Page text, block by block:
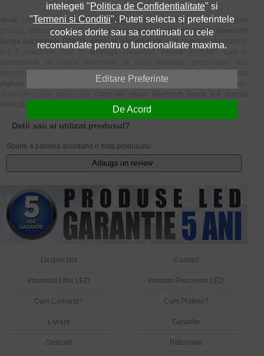
: Informatiile prezentate in aceasta pagina - fotografiile, specificatiile
tehnice, statusul stocului si pretul produsuluiControler smart bluetooth
banda led digitala SP611E muzical telecomanda - au caracter informativ si
pot fi modificate fara o anuntare prealabila. Aceste informatii sunt in
reprezentantii oficiali ai produsului
Controler smart bluetooth banda led
digitala SP611E muzical telecomanda si nu constituie obligatie contractuala.
sunt valabile in limita stocului disponibil.
Detii sau ai utilizat produsul?
Spune-ti parerea acordand o nota produsului:
Adauga un review
Despre Noi Contact
Informatii Utile LED Intrebari Frecvente LED
Cum Comand? Cum Platesc?
Livrare Garantie
Sesizari Returnare
intelegeti "Politica de Confidentialitate" si
"Termeni si Conditii". Puteti selecta si preferintele
cookies dorite sau sa continuati cu cele
recomandate pentru o functionalitate maxima.
Editare Preferinte
De Acord